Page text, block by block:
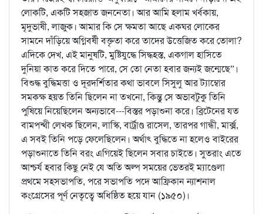
লোকটি, একটি সহজাত জননেতা। আর আমি হলাম খর্বকায়,
মৃদুভাষী, লাজুক। আমার কি সে ক্ষমতা আছে একঘর লোকের
সামনে দাঁড়িয়ে অগ্নিবর্ষী বক্তৃতা করে তাদের উত্তেজিত করে তোলা?
এদিকে দেখ, এই মানুষটি, মুষ্টিযুদ্ধে সিদ্ধহস্ত, একগাল হাসিতে
দুনিয়া কাত করে দিতে পারে, সে তো নেতা হবার জন্যই জন্মেছে”।
বিশুদ্ধ বুদ্ধিমত্তা ও দূরদর্শিতার কথা ভাবলে সিসুলু আর ট্যাম্বোর
সমকক্ষ হয়ত তিনি ছিলেন না তখনো, কিন্তু সে অভাবটুকু তিনি
পুষিয়ে নিয়েছিলেন অন্যভাবে---বিস্তর পড়াশুনা করে। ব্রিটেনের যত
বামপন্থী লেখক ছিলেন, লাস্কি, বার্ট্রাণ্ড রাসেল, তারপর গান্ধী, মার্ক্স,
এ সবই তিনি পড়ে ফেলেছিলেন। অর্থাৎ বুদ্ধিতে না হলেও বাইরের
পড়াশুনাতে তিনি বরং এগিয়েই ছিলেন সবার চাইতে। সুতরাং এতে
আশ্চর্য হবার কিছু নেই যে অতি অল্প সময়ের ভেতরই ম্যাণ্ডেলা
প্রথমে সহসভাপতি, পরে সভাপতি পদে আফ্রিকান ন্যাশনাল
কংগ্রেসের পূর্ণ নেতৃত্বে অধিষ্ঠিত হয়ে যান (১৯৫০)।